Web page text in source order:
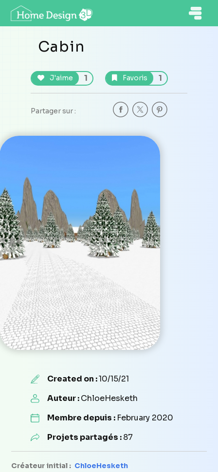
Cabin
J'aime 1 Favoris 1
Partager sur :
Created on :10/15/21
Auteur :ChloeHesketh
Membre depuis : February 2020
Projets partagés :87
Créateur initial : ChloeHesketh